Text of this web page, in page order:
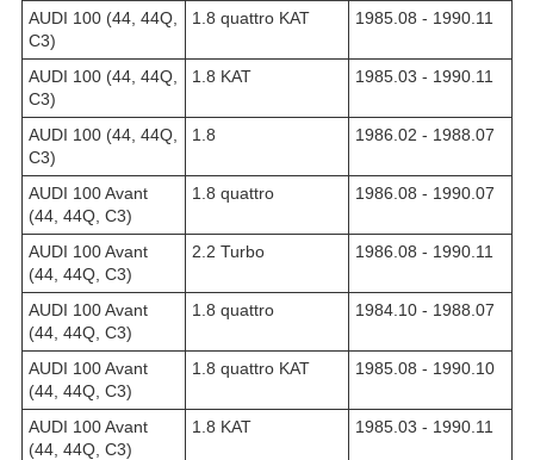
AUDI 100 (44, 44Q,
C3)
1.8 quattro KAT 1985.08 - 1990.11
AUDI 100 (44, 44Q,
C3)
1.8 KAT 1985.03 - 1990.11
AUDI 100 (44, 44Q,
C3)
1.8 1986.02 - 1988.07
AUDI 100 Avant
(44, 44Q, C3)
1.8 quattro 1986.08 - 1990.07
AUDI 100 Avant
(44, 44Q, C3)
2.2 Turbo 1986.08 - 1990.11
AUDI 100 Avant
(44, 44Q, C3)
1.8 quattro 1984.10 - 1988.07
AUDI 100 Avant
(44, 44Q, C3)
1.8 quattro KAT 1985.08 - 1990.10
AUDI 100 Avant
(44, 44Q, C3)
1.8 KAT 1985.03 - 1990.11